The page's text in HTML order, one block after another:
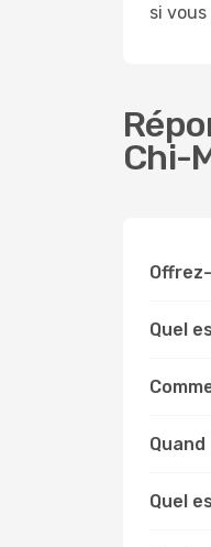
si
Chi-
Quel
Quel